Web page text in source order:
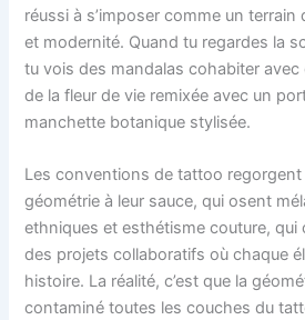
réussi à s’imposer comme un terrain
et modernité. Quand tu regardes la
tu vois des mandalas cohabiter
de la fleur de vie remixée avec un
manchette botanique stylisée.
Les conventions de tattoo regorgent
géométrie à leur sauce, qui osent
ethniques et esthétisme couture,
des projets collaboratifs où chaque
histoire. La réalité, c’est que la
contaminé toutes les couches du